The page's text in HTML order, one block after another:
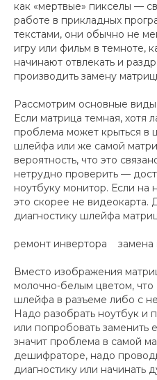
как «мертвые» пикселы —
работе в прикладных
текстами, они обычно не
игру или фильм в темноте,
начинают отвлекать и
производить замену
Рассмотрим основные
Если матрица темная, хотя
проблема может крыться в
шлейфа или же самой
вероятность, что это
нетрудно проверить —
ноутбуку монитор. Если на
это скорее не видеокарта.
диагностику шлейфа
ремонт инвертора
Вместо изображения
молочно-белым цветом, что
шлейфа в разъеме либо с
Надо разобрать ноутбук и
или попробовать заменить
значит проблема в самой
дешифраторе, надо
диагностику или начинать